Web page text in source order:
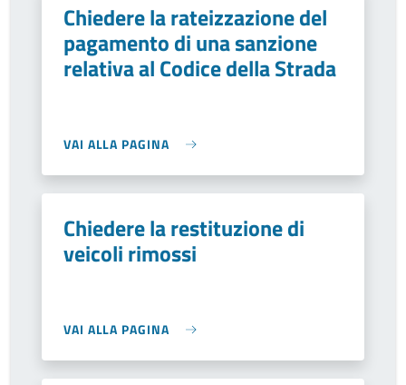
Chiedere la rateizzazione del
pagamento di una sanzione
relativa al Codice della Strada
VAI ALLA PAGINA
Chiedere la restituzione di
veicoli rimossi
VAI ALLA PAGINA